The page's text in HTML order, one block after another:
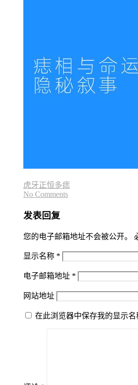
虎牙正恒多痣
No Comments
发表回复
您的电子邮箱地址不会被公开。
显示名称 *
电子邮箱地址 *
网站地址
在此浏览器中保存我的显示